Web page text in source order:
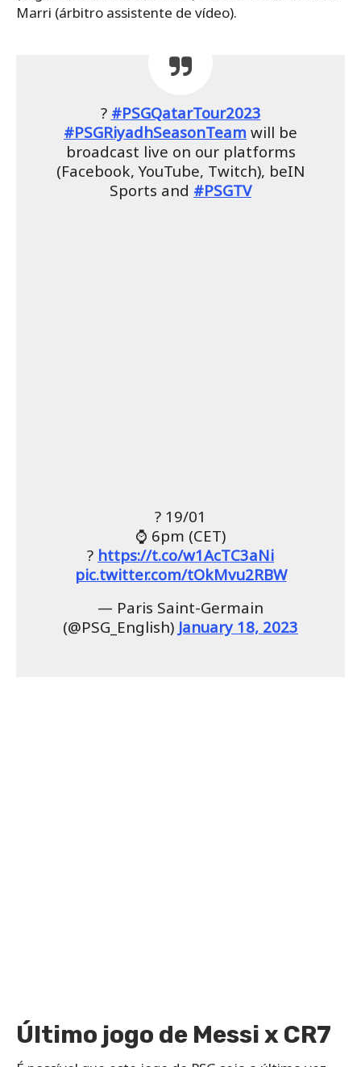
Marri (árbitro assistente de vídeo).
? #PSGQatarTour2023
#PSGRiyadhSeasonTeam will be
broadcast live on our platforms
(Facebook, YouTube, Twitch), beIN
Sports and #PSGTV
?️ 19/01
⌚️ 6pm (CET)
? https://t.co/w1AcTC3aNi
pic.twitter.com/tOkMvu2RBW
— Paris Saint-Germain
(@PSG_English) January 18, 2023
Último jogo de Messi x CR7